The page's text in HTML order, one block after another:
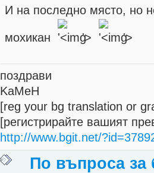
И на последно място, но
мохикан '> '>
поздрави
KaMeH
[reg your bg translation or
[регистрирайте вашият
http://www.bgit.net/
По въпроса за